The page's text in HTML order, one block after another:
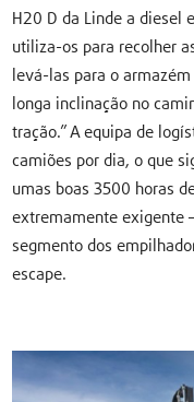
H20 D da Linde a diesel
utiliza-os para recolher
levá-las para o
longa inclinação no
tração.” A equipa de
camiões por dia, o que
umas boas 3500 horas
extremamente exigente
segmento dos
escape.